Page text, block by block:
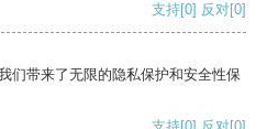
支持[0] 反对[0]
们带来了无限的隐私保护和安全性保